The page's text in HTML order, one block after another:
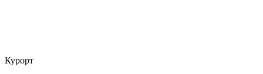
Курорт